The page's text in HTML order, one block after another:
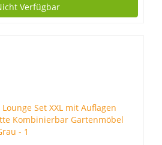
Verfügbar